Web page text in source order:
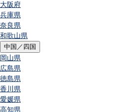
大阪府
兵庫県
奈良県
和歌山県
中国／四国
岡山県
広島県
徳島県
香川県
愛媛県
高知県